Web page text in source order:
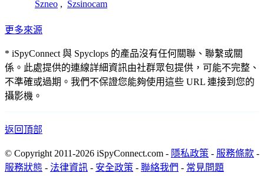
Szneo , Szsinocam
更多來源
* iSpyConnect 與 Spyclops 的產品沒有任何關聯、聯繫或關
係。此處提供的連線詳細資訊由社群眾包提供，可能不完整、
不準確或過期。我們不保證您能夠使用這些 URL 連接到您的
攝影機。
返回頂部
© Copyright 2011-2026 iSpyConnect.com - 隱私政策 - 服務條款 -
服務狀態 - 法律資訊 - 安全政策 - 聯絡我們 - 常見問題